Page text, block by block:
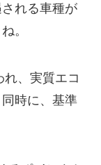
れる車種が
。
れ、実質エコ
時に、基準